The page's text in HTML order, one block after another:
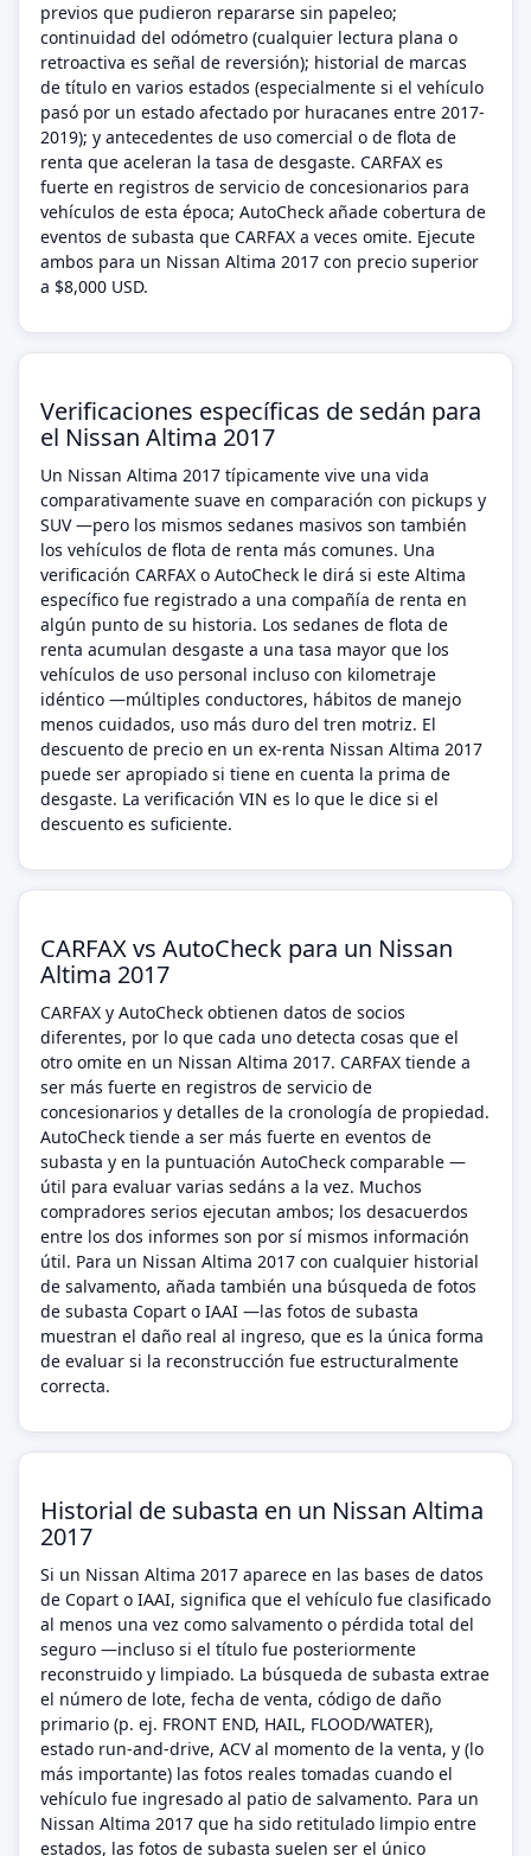
previos que pudieron repararse sin papeleo;
continuidad del odómetro (cualquier lectura plana o
retroactiva es señal de reversión); historial de marcas
de título en varios estados (especialmente si el vehículo
pasó por un estado afectado por huracanes entre 2017-
2019); y antecedentes de uso comercial o de flota de
renta que aceleran la tasa de desgaste. CARFAX es
fuerte en registros de servicio de concesionarios para
vehículos de esta época; AutoCheck añade cobertura de
eventos de subasta que CARFAX a veces omite. Ejecute
ambos para un Nissan Altima 2017 con precio superior
a $8,000 USD.
Verificaciones específicas de sedán para
el Nissan Altima 2017
Un Nissan Altima 2017 típicamente vive una vida
comparativamente suave en comparación con pickups y
SUV —pero los mismos sedanes masivos son también
los vehículos de flota de renta más comunes. Una
verificación CARFAX o AutoCheck le dirá si este Altima
específico fue registrado a una compañía de renta en
algún punto de su historia. Los sedanes de flota de
renta acumulan desgaste a una tasa mayor que los
vehículos de uso personal incluso con kilometraje
idéntico —múltiples conductores, hábitos de manejo
menos cuidados, uso más duro del tren motriz. El
descuento de precio en un ex-renta Nissan Altima 2017
puede ser apropiado si tiene en cuenta la prima de
desgaste. La verificación VIN es lo que le dice si el
descuento es suficiente.
CARFAX vs AutoCheck para un Nissan
Altima 2017
CARFAX y AutoCheck obtienen datos de socios
diferentes, por lo que cada uno detecta cosas que el
otro omite en un Nissan Altima 2017. CARFAX tiende a
ser más fuerte en registros de servicio de
concesionarios y detalles de la cronología de propiedad.
AutoCheck tiende a ser más fuerte en eventos de
subasta y en la puntuación AutoCheck comparable —
útil para evaluar varias sedáns a la vez. Muchos
compradores serios ejecutan ambos; los desacuerdos
entre los dos informes son por sí mismos información
útil. Para un Nissan Altima 2017 con cualquier historial
de salvamento, añada también una búsqueda de fotos
de subasta Copart o IAAI —las fotos de subasta
muestran el daño real al ingreso, que es la única forma
de evaluar si la reconstrucción fue estructuralmente
correcta.
Historial de subasta en un Nissan Altima
2017
Si un Nissan Altima 2017 aparece en las bases de datos
de Copart o IAAI, significa que el vehículo fue clasificado
al menos una vez como salvamento o pérdida total del
seguro —incluso si el título fue posteriormente
reconstruido y limpiado. La búsqueda de subasta extrae
el número de lote, fecha de venta, código de daño
primario (p. ej. FRONT END, HAIL, FLOOD/WATER),
estado run-and-drive, ACV al momento de la venta, y (lo
más importante) las fotos reales tomadas cuando el
vehículo fue ingresado al patio de salvamento. Para un
Nissan Altima 2017 que ha sido retitulado limpio entre
estados, las fotos de subasta suelen ser el único